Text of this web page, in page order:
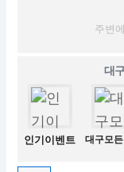
주변
대
인기이벤트 대구모